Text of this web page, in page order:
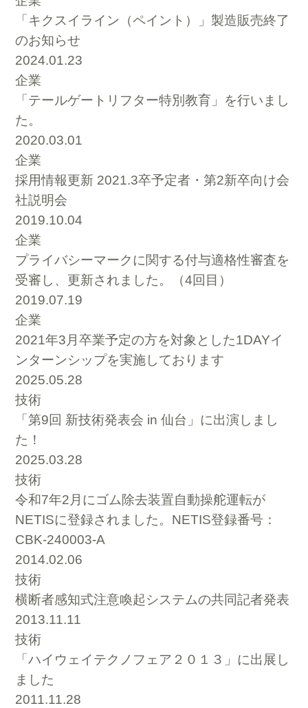
「キクスイライン（ペイント）」製造販売終了
のお知らせ
2024.01.23
企業
「テールゲートリフター特別教育」を行いまし
た。
2020.03.01
企業
採用情報更新 2021.3卒予定者・第2新卒向け会
社説明会
2019.10.04
企業
プライバシーマークに関する付与適格性審査を
受審し、更新されました。（4回目）
2019.07.19
企業
2021年3月卒業予定の方を対象とした1DAYイ
ンターンシップを実施しております
2025.05.28
技術
「第9回 新技術発表会 in 仙台」に出演しまし
た！
2025.03.28
技術
令和7年2月にゴム除去装置自動操舵運転が
NETISに登録されました。NETIS登録番号：
CBK-240003-A
2014.02.06
技術
横断者感知式注意喚起システムの共同記者発表
2013.11.11
技術
「ハイウェイテクノフェア２０１３」に出展し
ました
2011.11.28